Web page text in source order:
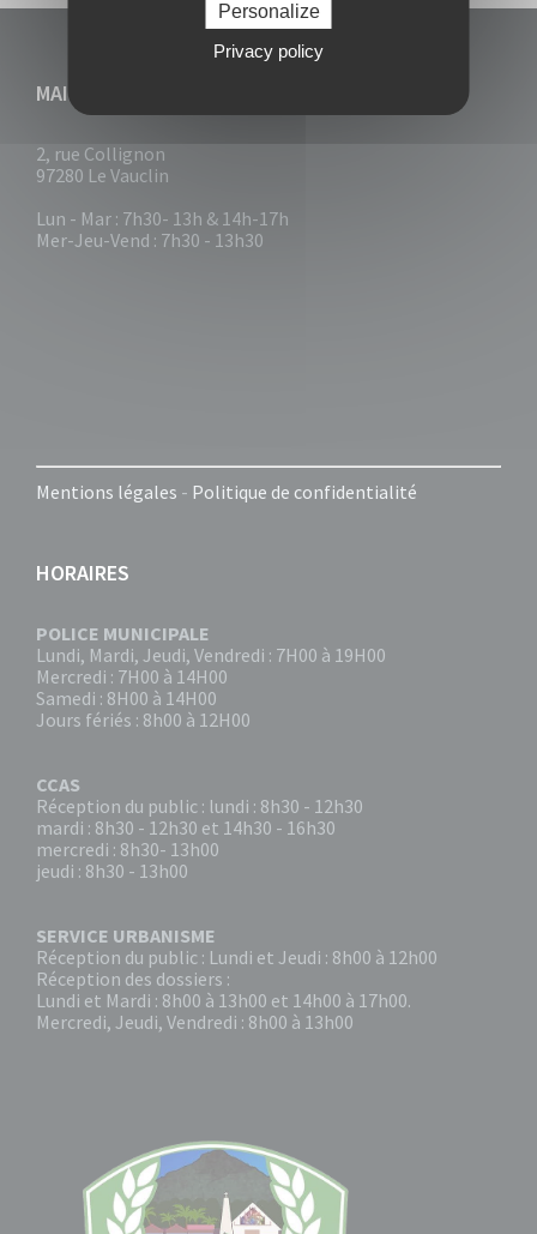
MAIRIE DU VAUCLIN
2, rue Collignon
97280 Le Vauclin
Lun - Mar : 7h30- 13h & 14h-17h
Mer-Jeu-Vend : 7h30 - 13h30
Mentions légales - Politique de confidentialité
HORAIRES
POLICE MUNICIPALE
Lundi, Mardi, Jeudi, Vendredi : 7H00 à 19H00
Mercredi : 7H00 à 14H00
Samedi : 8H00 à 14H00
Jours fériés : 8h00 à 12H00
CCAS
Réception du public : lundi : 8h30 - 12h30
mardi : 8h30 - 12h30 et 14h30 - 16h30
mercredi : 8h30- 13h00
jeudi : 8h30 - 13h00
SERVICE URBANISME
Réception du public : Lundi et Jeudi : 8h00 à 12h00
Réception des dossiers :
Lundi et Mardi : 8h00 à 13h00 et 14h00 à 17h00.
Mercredi, Jeudi, Vendredi : 8h00 à 13h00
Personalize
Privacy policy